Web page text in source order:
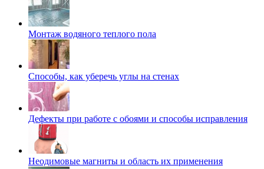
Монтаж водяного теплого пола
Способы, как уберечь углы на стенах
Дефекты при работе с обоями и способы исправления
Неодимовые магниты и область их применения